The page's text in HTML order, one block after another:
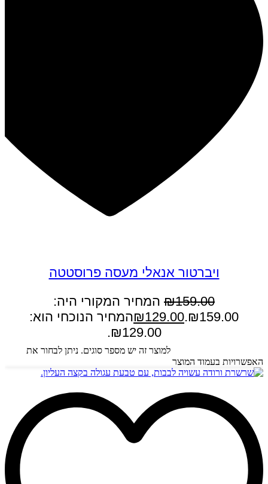
ויברטור אנאלי מעסה פרוסטטה
₪159.00
המחיר המקורי היה:
₪159.00.
₪129.00
המחיר הנוכחי הוא:
₪129.00.
למוצר זה יש מספר סוגים. ניתן לבחור את
האפשרויות בעמוד המוצר